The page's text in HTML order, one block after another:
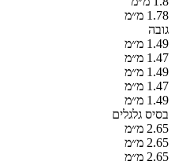
1.78 מ״מ
גובה
1.49 מ״מ
1.47 מ״מ
1.49 מ״מ
1.47 מ״מ
1.49 מ״מ
בסיס גלגלים
2.65 מ״מ
2.65 מ״מ
2.65 מ״מ